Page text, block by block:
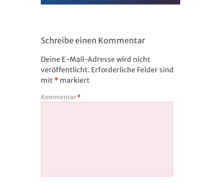
Schreibe einen Kommentar
Deine E-Mail-Adresse wird nicht
veröffentlicht. Erforderliche Felder sind
mit * markiert
Kommentar *